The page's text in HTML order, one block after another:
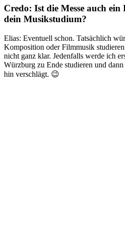
Credo: Ist die Messe auch
dein Musikstudium?
Elias: Eventuell schon. Tatsächlich
Komposition oder Filmmusik
nicht ganz klar. Jedenfalls werde ich
Würzburg zu Ende studieren und
hin verschlägt. 😉